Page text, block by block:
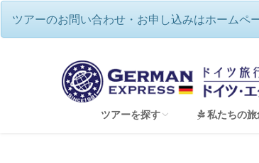
ツアーのお問い合わせ・お申し込みはホーム
ツアーを探す
私たちの旅